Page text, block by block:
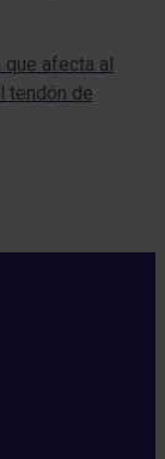
afecta al
tendón de